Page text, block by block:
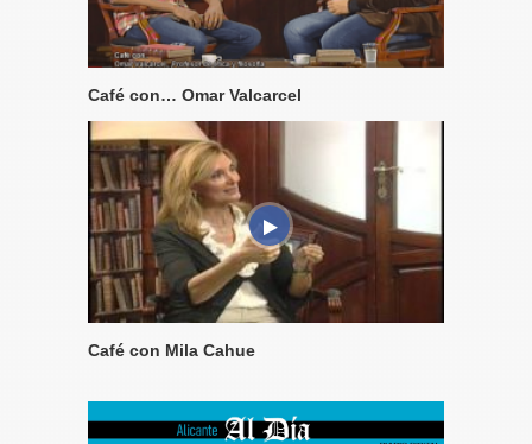
Café con… Omar Valcarcel
Café con Mila Cahue